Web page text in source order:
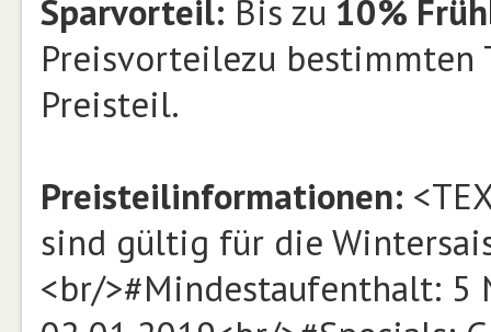
Sparvorteil: Bis zu 10%
Preisvorteilezu bestimmten
Preisteil.
Preisteilinformationen:
sind gültig für die
<br/>#Mindestaufenthalt: 5